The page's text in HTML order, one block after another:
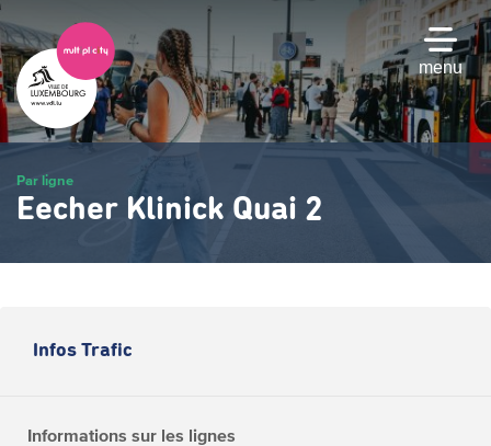
Passer
au
contenu
principal
menu
Par ligne
Eecher Klinick Quai 2
Infos Trafic
Informations sur les lignes